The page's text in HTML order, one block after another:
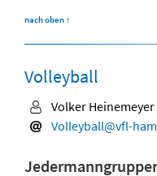
nach oben ↑
Volleyball
Volker
Volleyball@vfl-